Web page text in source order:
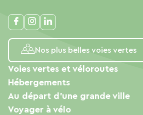
Nos plus belles voies vertes
Voies vertes et véloroutes
Hébergements
Au départ d'une grande ville
Voyager à vélo